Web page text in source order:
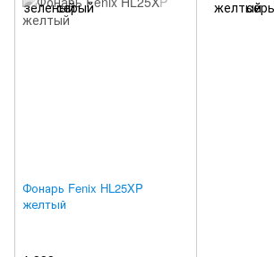
Фонарь Fenix HL25XP
желтый